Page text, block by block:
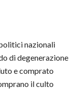
nazionali
di degenerazione
e comprato
il culto